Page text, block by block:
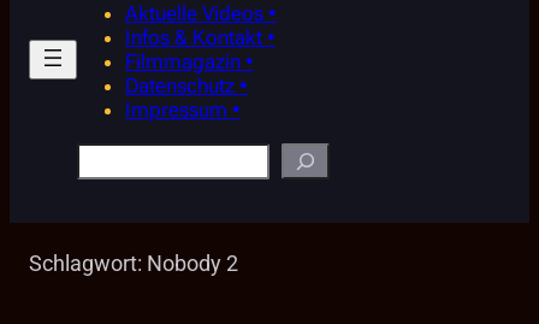
Aktuelle Videos •
Infos & Kontakt •
Filmmagazin •
Datenschutz •
Impressum •
Suchen
Schlagwort: Nobody 2